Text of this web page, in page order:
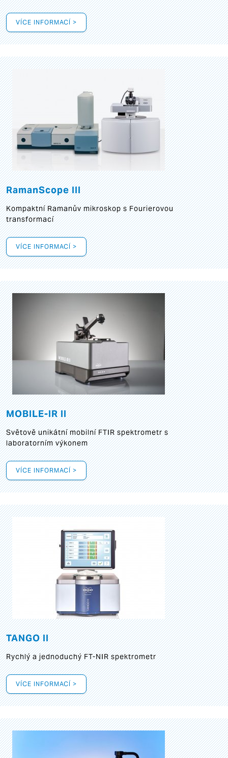
VÍCE INFORMACÍ >
RamanScope III
Kompaktní Ramanův mikroskop s Fourierovou
transformací
VÍCE INFORMACÍ >
MOBILE-IR II
Světově unikátní mobilní FTIR spektrometr s
laboratorním výkonem
VÍCE INFORMACÍ >
TANGO II
Rychlý a jednoduchý FT-NIR spektrometr
VÍCE INFORMACÍ >